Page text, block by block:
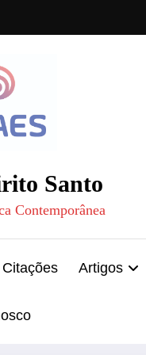
Santo
Contemporânea
Citações Artigos